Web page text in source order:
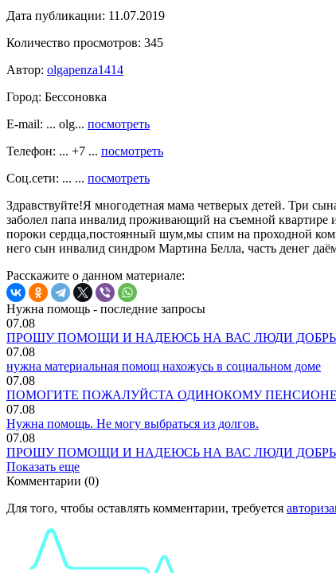
Дата публикации: 11.07.2019
Количество просмотров: 345
Автор: olgapenza1414
Город: Бессоновка
E-mail: ... olg... посмотреть
Телефон: ... +7 ... посмотреть
Соц.сети: ... ... посмотреть
Здравствуйте!Я многодетная мама четверых детей. Три
заболел папа инвалид проживающий на съемной квартире
пороки сердца,постоянный шум,мы спим на проходной
него сын инвалид синдром Мартина Белла, часть денег
Расскажите о данном материале:
Нужна помощь - последние запросы
07.08
ПРОШУ ПОМОЩИ И НАДЕЮСЬ НА ВАС ЛЮДИ
07.08
нужна материальная помощ нахожусь в социальном доме
07.08
ПОМОГИТЕ ПОЖАЛУЙСТА ОДИНОКОМУ
07.08
Нужна помощь. Не могу выбраться из долгов.
07.08
ПРОШУ ПОМОЩИ И НАДЕЮСЬ НА ВАС ЛЮДИ
Показать еще
Комментарии (0)
Для того, чтобы оставлять комментарии, требуется